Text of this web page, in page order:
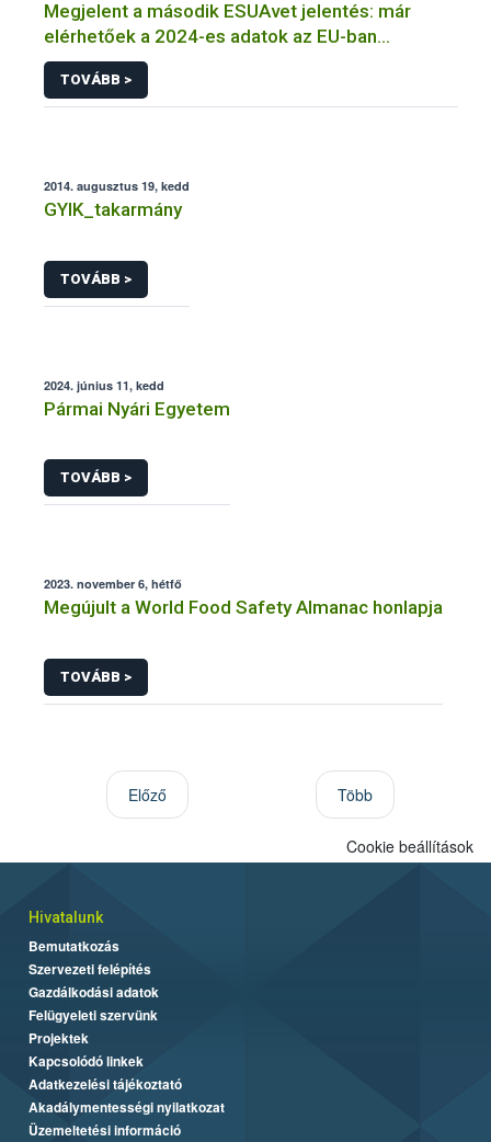
Megjelent a második ESUAvet jelentés: már
elérhetőek a 2024-es adatok az EU-ban
értékesített és felhasznált állatgyógyászati
antimikrobiális szerekről
TOVÁBB >
2014. augusztus 19, kedd
GYIK_takarmány
TOVÁBB >
2024. június 11, kedd
Pármai Nyári Egyetem
TOVÁBB >
2023. november 6, hétfő
Megújult a World Food Safety Almanac honlapja
TOVÁBB >
Előző Több
Cookie beállítások
Hivatalunk
Bemutatkozás
Szervezeti felépítés
Gazdálkodási adatok
Felügyeleti szervünk
Projektek
Kapcsolódó linkek
Adatkezelési tájékoztató
Akadálymentességi nyilatkozat
Üzemeltetési információ